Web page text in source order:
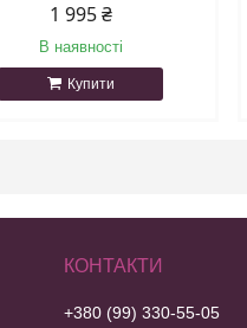
1 995 ₴
В наявності
Купити
+380 (99) 330-55-05